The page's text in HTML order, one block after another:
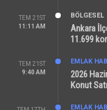
TEM 21ST
11:11 AM
BÖLGESEL
Ankara
11.699
TEM 21ST
9:40 AM
EMLAK
2026
Konut
EMLAK